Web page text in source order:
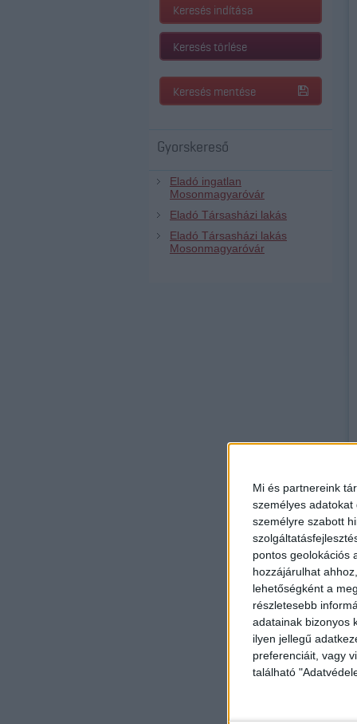
Mi és partnereink
személyes
személyre szabott
pontos geolokációs
hozzájárulhat
lehetőségként a
részletesebb
adatainak bizonyos
ilyen jellegű
preferenciáit, vagy
található
Keresés indítása
Keresés törlése
Keresés mentése
Gyorskereső
Eladó ingatlan
Mosonmagyaróvár
Eladó Társasházi lakás
Eladó Társasházi lakás
Mosonmagyaróvár